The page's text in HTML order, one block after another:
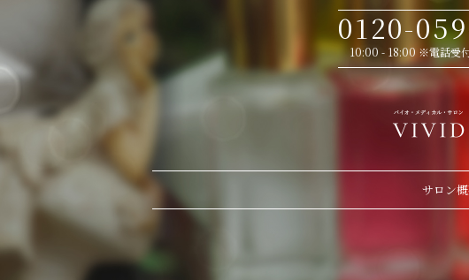
0120-
10:00 - 18:00 ※電話受
サロン